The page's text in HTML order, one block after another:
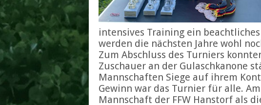
intensives Training ein
werden die nächsten Jahre wohl
Zum Abschluss des Turniers
Zuschauer an der Gulaschkanone
Mannschaften Siege auf ihrem
Gewinn war das Turnier für alle.
Mannschaft der FFW Hanstorf als